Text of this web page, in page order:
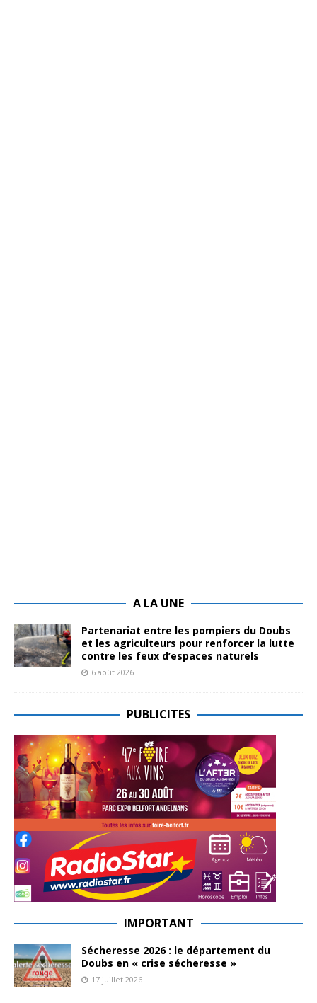
A LA UNE
Partenariat entre les pompiers du Doubs
et les agriculteurs pour renforcer la lutte
contre les feux d’espaces naturels
6 août 2026
PUBLICITES
IMPORTANT
Sécheresse 2026 : le département du
Doubs en « crise sécheresse »
17 juillet 2026